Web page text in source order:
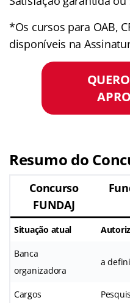
*Os cursos para OAB,
disponíveis na
Resumo do
Concurso
FUNDAJ
Situação atual
Banca
organizadora
a
Cargos